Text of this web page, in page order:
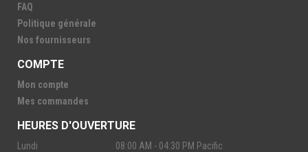
FAQ
Politique générale
Nos fournisseurs
COMPTE
Mon compte
Mes commandes
HEURES D'OUVERTURE
Lundi
08:00 AM - 04:30 PM Pacific